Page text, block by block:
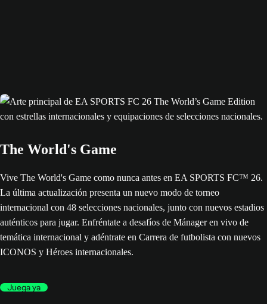
The World's Game
Vive The World's Game como nunca antes en EA SPORTS FC™ 26.
La última actualización presenta un nuevo modo de torneo
internacional con 48 selecciones nacionales, junto con nuevos estadios
auténticos para jugar. Enfréntate a desafíos de Mánager en vivo de
temática internacional y adéntrate en Carrera de futbolista con nuevos
ICONOS y Héroes internacionales.
Juega ya